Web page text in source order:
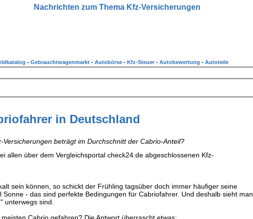
in Deutschland
beträgt im Durchschnitt der Cabrio-Anteil?
allen über dem Vergleichsportal check24.de abgeschlossenen Kfz-
sein können, so schickt der Frühling tagsüber doch immer häufiger seine
- das sind perfekte Bedingungen für Cabriofahrer. Und deshalb sieht man
unterwegs sind.
Nachrichten zum Thema Kfz-Versicherungen
- Gebrauchtwagenmarkt - Autobörse - Kfz-Steuer - Autobewertung - Autoteile